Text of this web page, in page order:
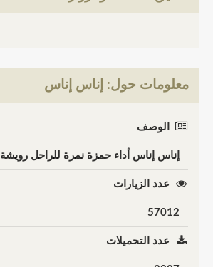
معلومات حول: إناس إناس
الوصف
إناس إناس أداء حمزة نمرة للراحل رويشة
عدد الزيارات
57012
عدد التحميلات